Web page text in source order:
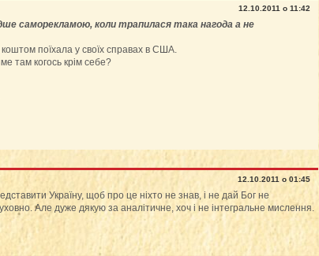
12.10.2011 о 11:42
саморекламою, коли трапилася така нагода а не
поїхала у своїх справах в США.
там когось крім себе?
12.10.2011 о 01:45
Україну, щоб про це ніхто не знав, і не дай Бог не
Але дуже дякую за аналітичне, хоч і не інтегральне мислення.